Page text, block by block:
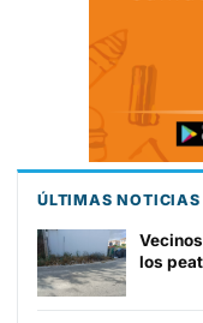
ÚLTIMAS NOTICIAS
los